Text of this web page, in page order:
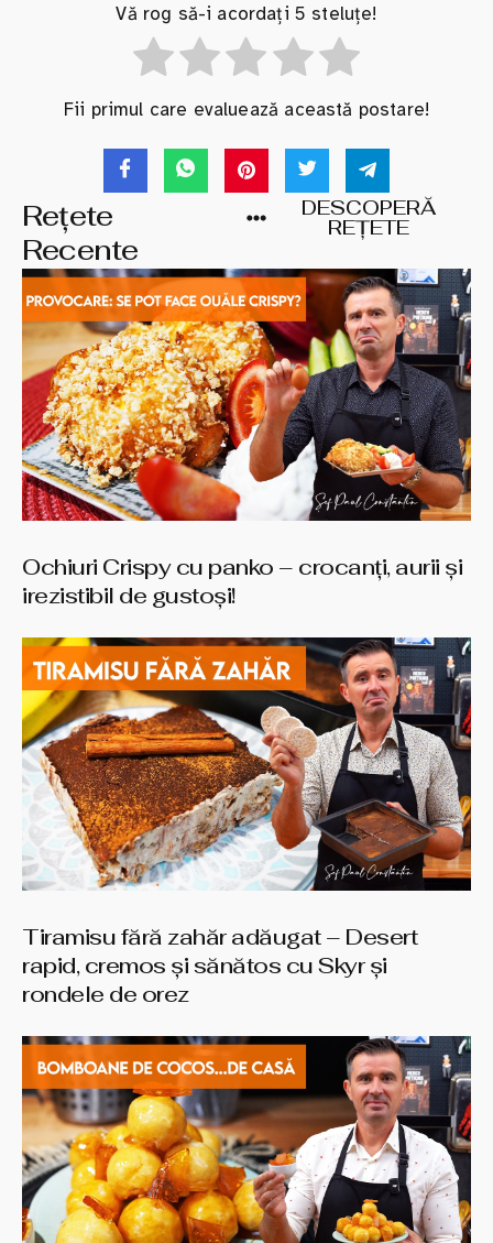
Vă rog să-i acordați 5 steluțe!
Fii primul care evaluează această postare!
Rețete
Recente
DESCOPERĂ
REȚETE
Ochiuri Crispy cu panko – crocanți, aurii și
irezistibil de gustoși!
Tiramisu fără zahăr adăugat – Desert
rapid, cremos și sănătos cu Skyr și
rondele de orez